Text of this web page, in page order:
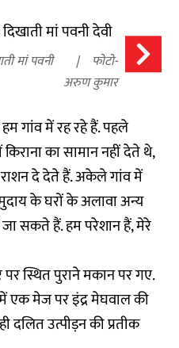
मां पवनी
फोटो-
अरुण कुमार
गांव में रह रहे हैं. पहले
का सामान नहीं देते थे,
दे देते हैं. अकेले गांव में
के घरों के अलावा अन्य
सकते हैं. हम परेशान हैं, मेरे
स्थित पुराने मकान पर गए.
मेज पर इंद्र मेघवाल की
दलित उत्पीड़न की प्रतीक